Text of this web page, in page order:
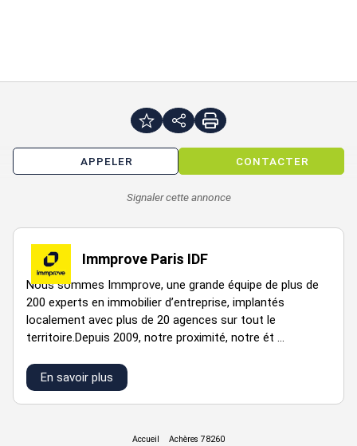
Train SNCF Gare de Poissy
Autoroute Autoroutes A13 et A14
Les informations sur les risques auxquels ce bien est exposé
www.georisques.gouv.fr
APPELER CONTACTER
Signaler cette annonce
Immprove Paris IDF
Nous sommes Immprove, une grande équipe de plus de
200 experts en immobilier d’entreprise, implantés
localement avec plus de 20 agences sur tout le
territoire.Depuis 2009, notre proximité, notre ét ...
En savoir plus